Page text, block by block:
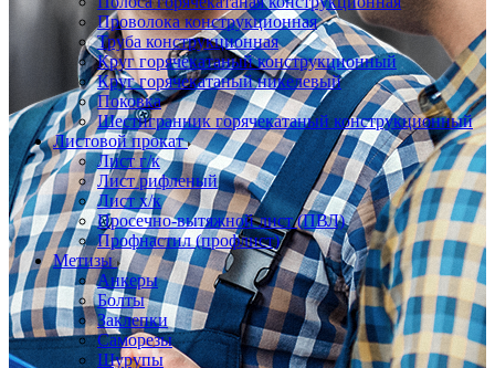
Проволока конструкционная
Труба конструкционная
Круг горячекатаный конструкционный
Круг горячекатаный никелевый
Поковка
Шестигранник горячекатаный конструкционный
Листовой прокат
Лист г/к
Лист рифленый
Лист х/к
Просечно-вытяжной лист (ПВЛ)
Профнастил (профлист)
Метизы
Анкеры
Болты
Заклепки
Саморезы
Шурупы